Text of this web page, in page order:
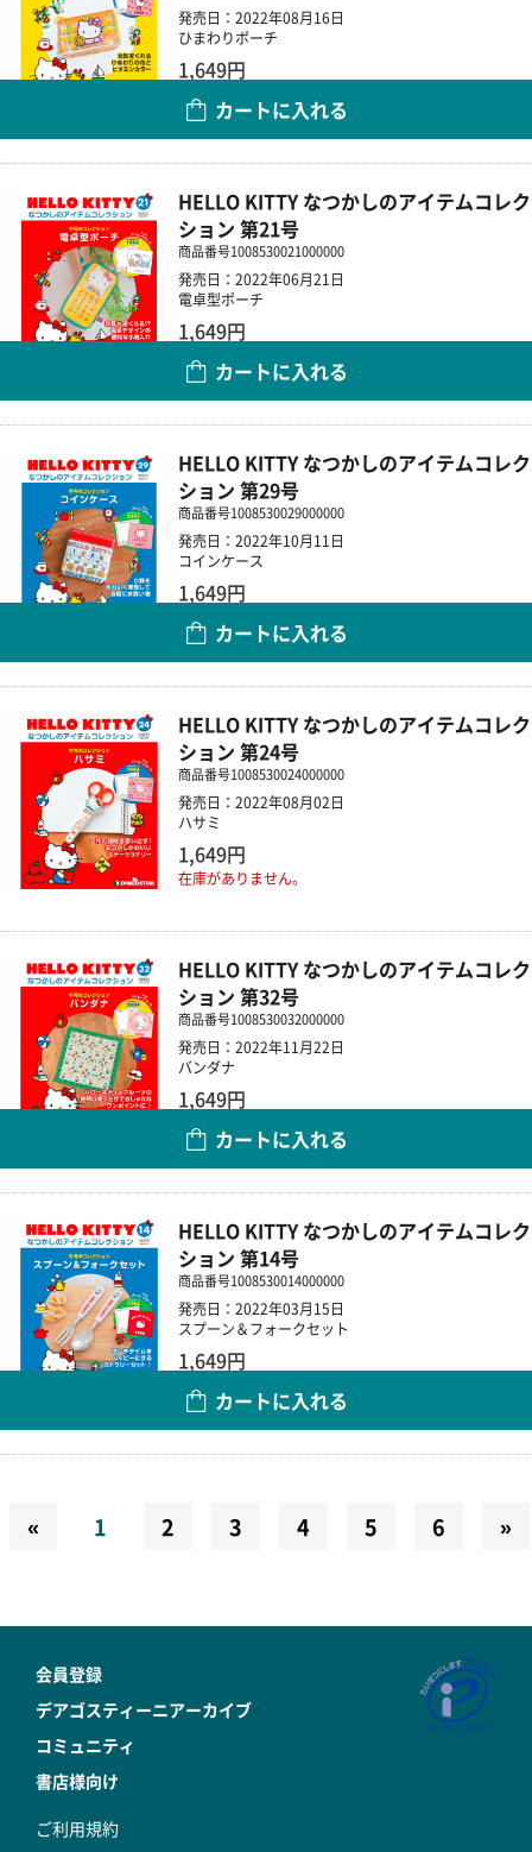
発売日：2022年08月16日
ひまわりポーチ
1,649円
カートに入れる
HELLO KITTY なつかしのアイテムコレク
ション 第21号
商品番号1008530021000000
発売日：2022年06月21日
電卓型ポーチ
1,649円
カートに入れる
HELLO KITTY なつかしのアイテムコレク
ション 第29号
商品番号1008530029000000
発売日：2022年10月11日
コインケース
1,649円
カートに入れる
HELLO KITTY なつかしのアイテムコレク
ション 第24号
商品番号1008530024000000
発売日：2022年08月02日
ハサミ
1,649円
在庫がありません。
HELLO KITTY なつかしのアイテムコレク
ション 第32号
商品番号1008530032000000
発売日：2022年11月22日
バンダナ
1,649円
カートに入れる
HELLO KITTY なつかしのアイテムコレク
ション 第14号
商品番号1008530014000000
発売日：2022年03月15日
スプーン＆フォークセット
1,649円
カートに入れる
« 1 2 3 4 5 6 »
会員登録
デアゴスティーニアーカイブ
コミュニティ
書店様向け
ご利用規約